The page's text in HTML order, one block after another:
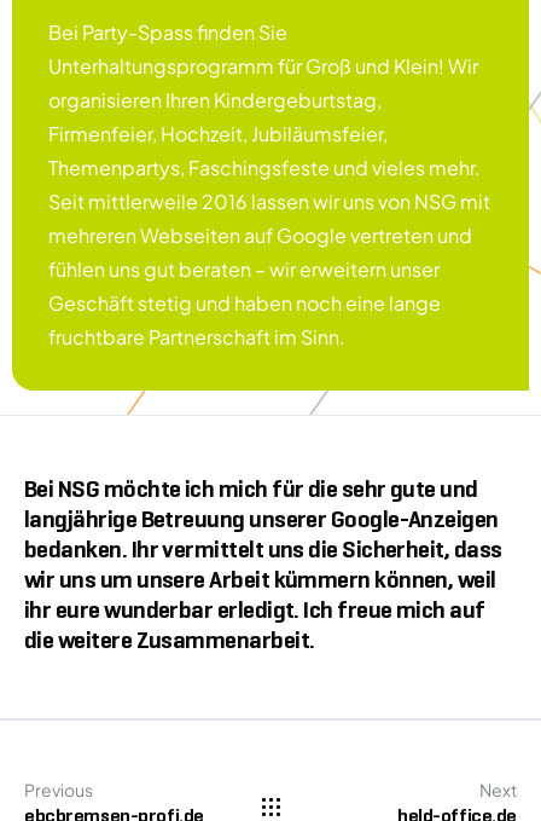
Bei Party-Spass finden Sie
Unterhaltungsprogramm für Groß und Klein! Wir
organisieren Ihren Kindergeburtstag,
Firmenfeier, Hochzeit, Jubiläumsfeier,
Themenpartys, Faschingsfeste und vieles mehr.
Seit mittlerweile 2016 lassen wir uns von NSG mit
mehreren Webseiten auf Google vertreten und
fühlen uns gut beraten – wir erweitern unser
Geschäft stetig und haben noch eine lange
fruchtbare Partnerschaft im Sinn.
Bei NSG möchte ich mich für die sehr gute und
langjährige Betreuung unserer Google-Anzeigen
bedanken. Ihr vermittelt uns die Sicherheit, dass
wir uns um unsere Arbeit kümmern können, weil
ihr eure wunderbar erledigt. Ich freue mich auf
die weitere Zusammenarbeit.
Previous
ebcbremsen-profi.de
Next
held-office.de